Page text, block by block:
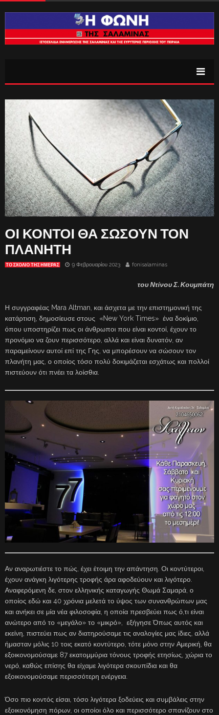
ΟΙ ΚΟΝΤΟΙ ΘΑ ΣΩΣΟΥΝ ΤΟΝ
ΠΛΑΝΗΤΗ
ΤΟ ΣΧΌΛΙΟ ΤΗΣ ΗΜΈΡΑΣ 9 Φεβρουαρίου 2023 fonisalaminas
του Ντίνου Σ. Κουμπάτη
Η συγγραφέας Mara Altman, και άσχετα με την επιστημονική της
κατάρτιση, δημοσίευσε στους «New York Times» ένα δοκίμιο,
όπου υποστηρίζει πως οι άνθρωποι που είναι κοντοί, έχουν το
προνόμιο να ζουν περισσότερο, αλλά και είναι δυνατόν, αν
παραμείνουν αυτοί επί της Γης, να μπορέσουν να σώσουν τον
πλανήτη μας, ο οποίος τόσο πολύ δοκιμάζεται εσχάτως και πολλοί
πιστεύουν ότι πνέει τα λοίσθια.
Αν αναρωτιέστε το πώς, έχει έτοιμη την απάντηση. Οι κοντύτεροι,
έχουν ανάγκη λιγότερης τροφής άρα αφοδεύουν και λιγότερο.
Αναφερόμενη δε, στον ελληνικής καταγωγής Θωμά Σαμαρά, ο
οποίος εδώ και 40 χρόνια μελετά το ύψος των συνανθρώπων μας
και ανήκει σε μία νέα φιλοσοφία, η οποία πρεσβεύει πως ό,τι είναι
ανώτερο από το «μεγάλο» το «μικρό», εξήγησε Όπως αυτός και
εκείνη, πιστεύει πως αν διατηρούσαμε τις αναλογίες μας ίδιες, αλλά
ήμασταν μόλις 10 τοις εκατό κοντύτερο, τότε μόνο στην Αμερική, θα
εξοικονομούσαμε 87 εκατομμύρια τόνους τροφής ετησίως, χώρια το
νερό, καθώς επίσης θα είχαμε λιγότερα σκουπίδια και θα
εξοικονομούσαμε περισσότερη ενέργεια.
Όσο πιο κοντός είσαι, τόσο λιγότερα ξοδεύεις και συμβάλεις στην
εξοικονόμηση πόρων, οι οποίοι όλο και περισσότερο σπανίζουν στο